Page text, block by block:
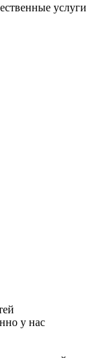
услуги
у нас